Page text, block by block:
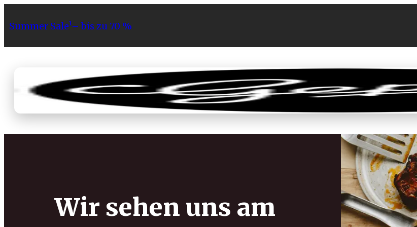
Summer Sale¹– bis zu 70 %
Sortiment Geschenke GrillenFeinkost-Abo Firmenkunden Sale
Wir sehen uns am